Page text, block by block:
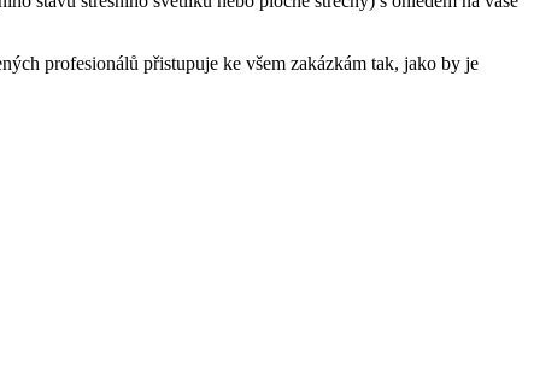
profesionálů přistupuje ke všem zakázkám tak, jako by je